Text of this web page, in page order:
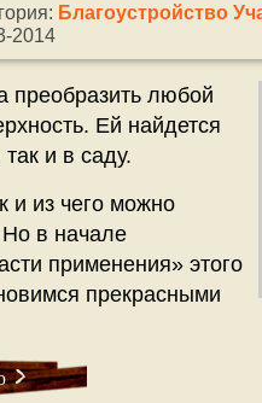
Благоустройство
2014
преобразить любой
Ей найдется
и в саду.
и из чего можно
Но в начале
применения» этого
прекрасными